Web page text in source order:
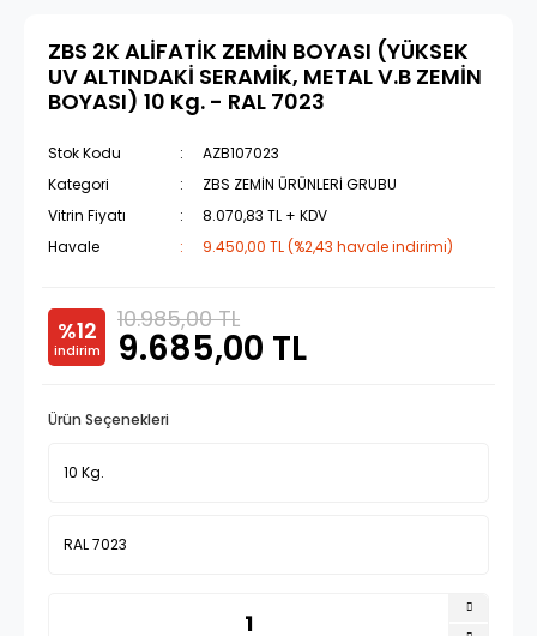
ZBS 2K ALİFATİK ZEMİN BOYASI (YÜKSEK
UV ALTINDAKİ SERAMİK, METAL V.B ZEMİN
BOYASI) 10 Kg. - RAL 7023
Stok Kodu
AZB107023
Kategori
ZBS ZEMİN ÜRÜNLERİ GRUBU
Vitrin Fiyatı
8.070,83 TL + KDV
Havale
9.450,00 TL (%2,43 havale indirimi)
%12
indirim
10.985,00 TL
9.685,00 TL
Ürün Seçenekleri